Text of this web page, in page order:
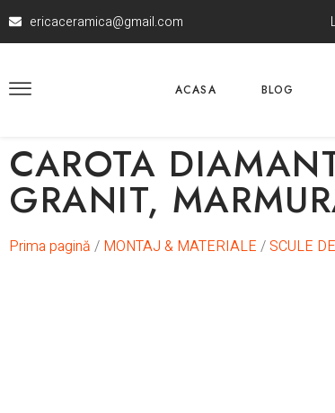
ericaceramica@gmail.com
ACASA BLOG
CAROTA
GRANIT,
Prima pagină / MONTAJ & MATERIALE / SCULE